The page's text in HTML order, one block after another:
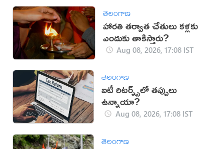
తెలంగాణ
హారతి తర్వాత చేతులు కళ్లకు
ఎందుకు తాకిస్తారు?
Aug 08, 2026, 17:08 IST
తెలంగాణ
ఐటీ​ రిటర్న్స్​లో తప్పులు
ఉన్నాయా?
Aug 08, 2026, 17:08 IST
తెలంగాణ